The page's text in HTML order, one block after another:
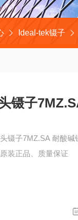
Ideal-tek镊子
镊子
镊子7MZ.SA 耐酸碱
装正品、质量保证